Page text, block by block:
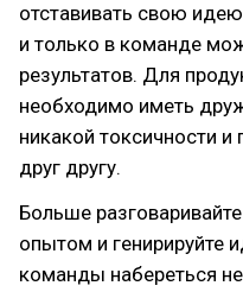
отставивать свою
и только в команде
результатов. Для
необходимо иметь
никакой токсичности
друг другу.
Больше
опытом и генирируйте
команды набереться